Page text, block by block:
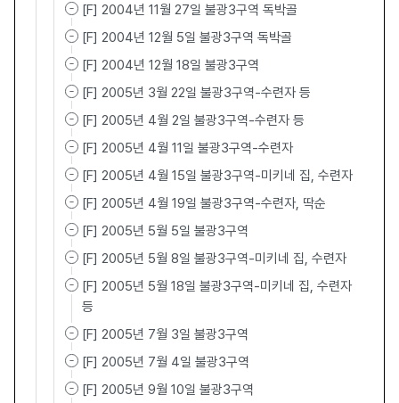
[F] 2004년 11월 27일 불광3구역 독박골
[F] 2004년 12월 5일 불광3구역 독박골
[F] 2004년 12월 18일 불광3구역
[F] 2005년 3월 22일 불광3구역-수련자 등
[F] 2005년 4월 2일 불광3구역-수련자 등
[F] 2005년 4월 11일 불광3구역-수련자
[F] 2005년 4월 15일 불광3구역-미키네 집, 수련자
[F] 2005년 4월 19일 불광3구역-수련자, 딱순
[F] 2005년 5월 5일 불광3구역
[F] 2005년 5월 8일 불광3구역-미키네 집, 수련자
[F] 2005년 5월 18일 불광3구역-미키네 집, 수련자
등
[F] 2005년 7월 3일 불광3구역
[F] 2005년 7월 4일 불광3구역
[F] 2005년 9월 10일 불광3구역